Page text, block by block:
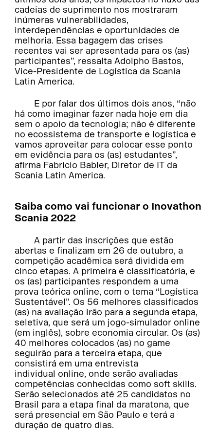
cadeias de suprimento nos mostraram
inúmeras vulnerabilidades,
interdependências e oportunidades de
melhoria. Essa bagagem das crises
recentes vai ser apresentada para os (as)
participantes”, ressalta Adolpho Bastos,
Vice-Presidente de Logística da Scania
Latin America.
E por falar dos últimos dois anos, “não
há como imaginar fazer nada hoje em dia
sem o apoio da tecnologia; não é diferente
no ecossistema de transporte e logística e
vamos aproveitar para colocar esse ponto
em evidência para os (as) estudantes”,
afirma Fabricio Babler, Diretor de IT da
Scania Latin America.
Saiba como vai funcionar o Inovathon
Scania 2022
A partir das inscrições que estão
abertas e finalizam em 26 de outubro, a
competição acadêmica será dividida em
cinco etapas. A primeira é classificatória, e
os (as) participantes respondem a uma
prova teórica online, com o tema “Logística
Sustentável”. Os 56 melhores classificados
(as) na avaliação irão para a segunda etapa,
seletiva, que será um jogo-simulador online
(em inglês), sobre economia circular. Os (as)
40 melhores colocados (as) no game
seguirão para a terceira etapa, que
consistirá em uma entrevista
individual online, onde serão avaliadas
competências conhecidas como soft skills.
Serão selecionados até 25 candidatos no
Brasil para a etapa final da maratona, que
será presencial em São Paulo e terá a
duração de quatro dias.